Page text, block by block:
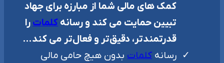
کمک های مالی شما از مبارزه برای جهاد
تبیین حمایت می کند و رسانه کلماترا
قدرتمندتر، دقیق‌تر و فعال‌تر می کند…
رسانه کلماتبدون هیچ حامی مالی